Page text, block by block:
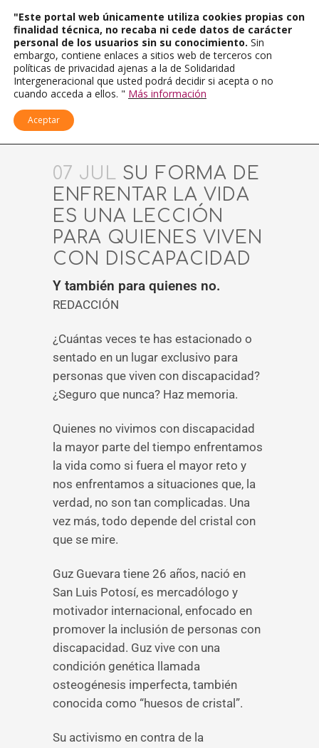
07 JUL SU FORMA DE
ENFRENTAR LA VIDA
ES UNA LECCIÓN
PARA QUIENES VIVEN
CON DISCAPACIDAD
Y también para quienes no.
REDACCIÓN
¿Cuántas veces te has estacionado o
sentado en un lugar exclusivo para
personas que viven con discapacidad?
¿Seguro que nunca? Haz memoria.
Quienes no vivimos con discapacidad
la mayor parte del tiempo enfrentamos
la vida como si fuera el mayor reto y
nos enfrentamos a situaciones que, la
verdad, no son tan complicadas. Una
vez más, todo depende del cristal con
que se mire.
Guz Guevara tiene 26 años, nació en
San Luis Potosí, es mercadólogo y
motivador internacional, enfocado en
promover la inclusión de personas con
discapacidad. Guz vive con una
condición genética llamada
osteogénesis imperfecta, también
conocida como “huesos de cristal”.
Su activismo en contra de la
"Este portal web únicamente utiliza cookies propias con
finalidad técnica, no recaba ni cede datos de carácter
personal de los usuarios sin su conocimiento. Sin
embargo, contiene enlaces a sitios web de terceros con
políticas de privacidad ajenas a la de Solidaridad
Intergeneracional que usted podrá decidir si acepta o no
cuando acceda a ellos. " Más información
Aceptar